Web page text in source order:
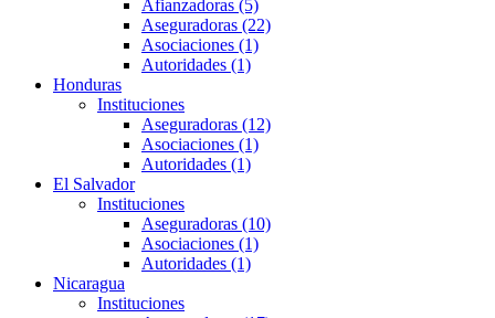
Afianzadoras (5)
Aseguradoras (22)
Asociaciones (1)
Autoridades (1)
Honduras
Instituciones
Aseguradoras (12)
Asociaciones (1)
Autoridades (1)
El Salvador
Instituciones
Aseguradoras (10)
Asociaciones (1)
Autoridades (1)
Nicaragua
Instituciones